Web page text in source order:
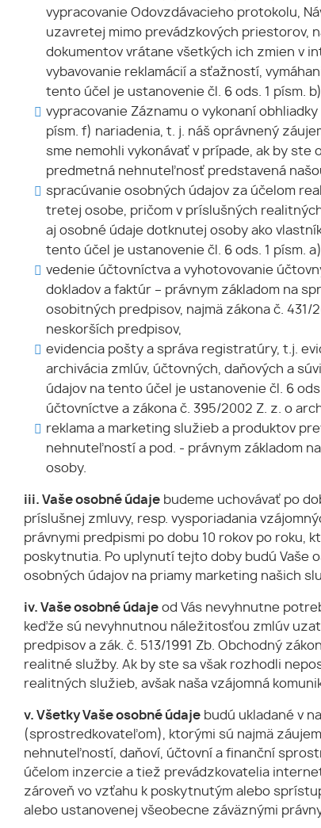
vypracovanie Odovzdávacieho protokolu,
uzavretej mimo prevádzkových priestorov,
dokumentov vrátane všetkých ich zmien v
vybavovanie reklamácií a sťažností,
tento účel je ustanovenie čl. 6 ods. 1 písm.
vypracovanie Záznamu o vykonaní
písm. f) nariadenia, t. j. náš oprávnený
sme nemohli vykonávať v prípade, ak by
predmetná nehnuteľnosť predstavená
spracúvanie osobných údajov za účelom
tretej osobe, pričom v príslušných
aj osobné údaje dotknutej osoby ako
tento účel je ustanovenie čl. 6 ods. 1 písm.
vedenie účtovníctva a vyhotovovanie
dokladov a faktúr – právnym základom na
osobitných predpisov, najmä zákona č.
neskorších predpisov,
evidencia pošty a správa registratúry, t.j.
archivácia zmlúv, účtovných, daňových a
údajov na tento účel je ustanovenie čl. 6
účtovníctve a zákona č. 395/2002 Z. z. o
reklama a marketing služieb a produktov
nehnuteľností a pod. - právnym základom
osoby.
iii. Vaše osobné údaje budeme uchovávať po
príslušnej zmluvy, resp. vysporiadania
právnymi predpismi po dobu 10 rokov po roku,
poskytnutia. Po uplynutí tejto doby budú Vaše
osobných údajov na priamy marketing našich
iv. Vaše osobné údaje od Vás nevyhnutne
keďže sú nevyhnutnou náležitosťou zmlúv
predpisov a zák. č. 513/1991 Zb. Obchodný
realitné služby. Ak by ste sa však rozhodli
realitných služieb, avšak naša vzájomná
v. Všetky Vaše osobné údaje budú ukladané v
(sprostredkovateľom), ktorými sú najmä
nehnuteľností, daňoví, účtovní a finanční
účelom inzercie a tiež prevádzkovatelia
zároveň vo vzťahu k poskytnutým alebo
alebo ustanovenej všeobecne záväznými